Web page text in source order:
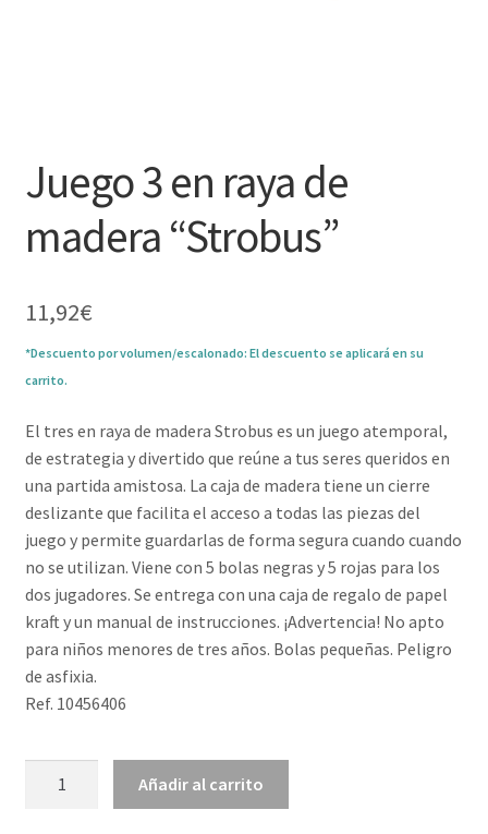
Juego 3 en raya de
madera “Strobus”
11,92€
*Descuento por volumen/escalonado: El descuento se aplicará en su
carrito.
El tres en raya de madera Strobus es un juego atemporal,
de estrategia y divertido que reúne a tus seres queridos en
una partida amistosa. La caja de madera tiene un cierre
deslizante que facilita el acceso a todas las piezas del
juego y permite guardarlas de forma segura cuando cuando
no se utilizan. Viene con 5 bolas negras y 5 rojas para los
dos jugadores. Se entrega con una caja de regalo de papel
kraft y un manual de instrucciones. ¡Advertencia! No apto
para niños menores de tres años. Bolas pequeñas. Peligro
de asfixia.
Ref. 10456406
Añadir al carrito